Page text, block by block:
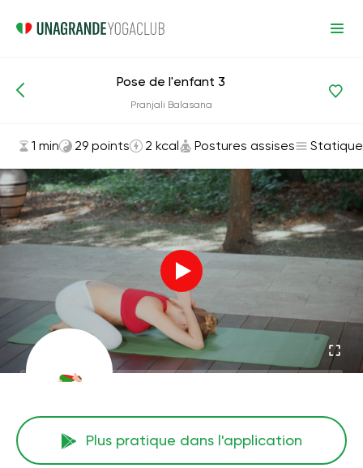
Asanas et exercices Postures assises
Pose de l'enfant 3
Pranjali Balasana
1 min 29 points 2 kcal Postures assises Statique
Plus pratique dans l'application